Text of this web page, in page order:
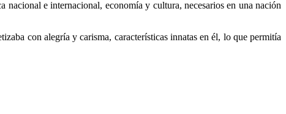
e internacional, economía y cultura, necesarios en una nación
con alegría y carisma, características innatas en él, lo que permitía